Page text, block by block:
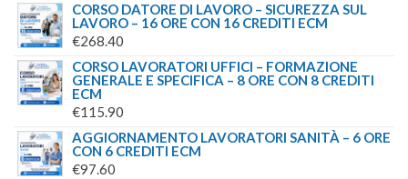
CORSO DATORE DI LAVORO – SICUREZZA SUL
LAVORO – 16 ORE CON 16 CREDITI ECM
€268.40
CORSO LAVORATORI UFFICI – FORMAZIONE
GENERALE E SPECIFICA – 8 ORE CON 8 CREDITI
ECM
€115.90
AGGIORNAMENTO LAVORATORI SANITÀ – 6 ORE
CON 6 CREDITI ECM
€97.60